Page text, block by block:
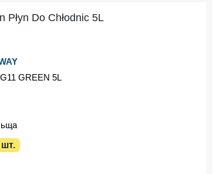
Płyn Do Chłodnic 5L
GREEN 5L
шт.